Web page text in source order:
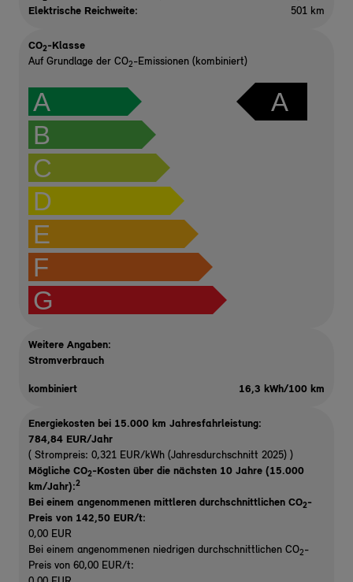
Elektrische Reichweite: 501 km
CO2-Klasse
Auf Grundlage der CO2-Emissionen (kombiniert)
A
B
C
D
E
F
G
A
Weitere Angaben:
Stromverbrauch
kombiniert 16,3 kWh/100 km
Energiekosten bei 15.000 km Jahresfahrleistung:
784,84 EUR/Jahr
( Strompreis: 0,321 EUR/kWh (Jahresdurchschnitt 2025) )
Mögliche CO2-Kosten über die nächsten 10 Jahre (15.000
km/Jahr):2
Bei einem angenommenen mittleren durchschnittlichen CO2-
Preis von 142,50 EUR/t:
0,00 EUR
Bei einem angenommenen niedrigen durchschnittlichen CO2-
Preis von 60,00 EUR/t: